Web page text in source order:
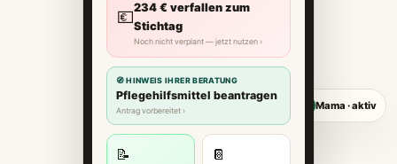
💶234 € verfallen zum
Stichtag
Noch nicht verplant — jetzt nutzen ›
🧭 HINWEIS IHRER BERATUNG
Pflegehilfsmittel beantragen
Antrag vorbereitet ›
📝 📔
Mama · aktiv